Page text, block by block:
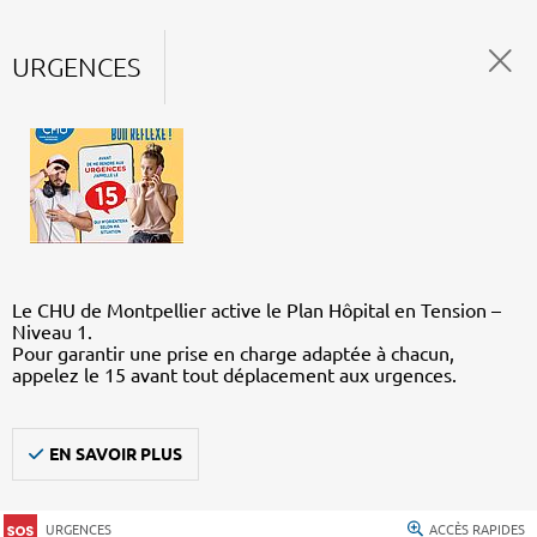
URGENCES
Le CHU de Montpellier active le Plan Hôpital en Tension –
Niveau 1.
Pour garantir une prise en charge adaptée à chacun,
appelez le 15 avant tout déplacement aux urgences.
EN SAVOIR PLUS
URGENCES ACCÈS RAPIDES